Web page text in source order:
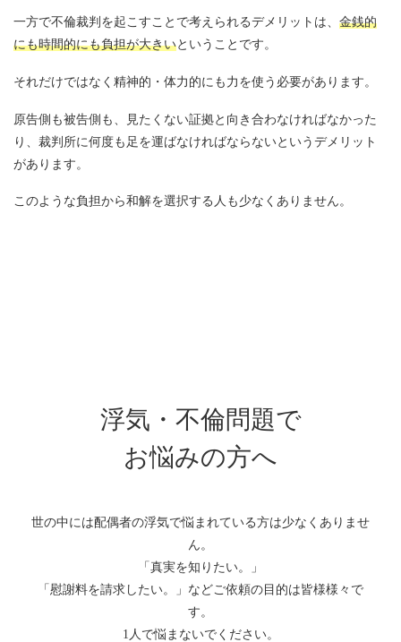
一方で不倫裁判を起こすことで考えられるデメリットは、 金銭的
にも時間的にも負担が大きいということです。
それだけではなく精神的・体力的にも力を使う必要があります。
原告側も被告側も、見たくない証拠と向き合わなければなかった
り、裁判所に何度も足を運ばなければならないというデメリット
があります。
このような負担から和解を選択する人も少なくありません。
浮気・不倫問題で
お悩みの方へ
世の中には配偶者の浮気で悩まれている方は少なくありませ
ん。
「真実を知りたい。」
「慰謝料を請求したい。」などご依頼の目的は皆様様々で
す。
1人で悩まないでください。